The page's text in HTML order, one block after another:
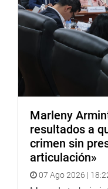
bares y fiestas
que sigan
19 en la región, así
Acuña peralta
coordinaciones con
relación de trabajo
autoridades y la
también los invitó a
con el Ministro del
región, que tendrá
la Universidad Cesar
Marleny
resultados a
crimen sin
articulación»
07 Ago 2026 |